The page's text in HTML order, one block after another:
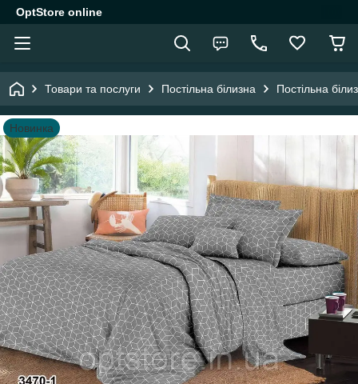
OptStore online
Товари та послуги Постільна білизна Постільна
Новинка